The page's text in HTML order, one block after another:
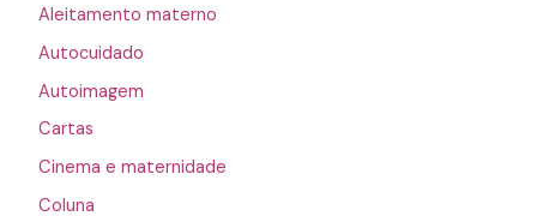
Aleitamento materno
Autocuidado
Autoimagem
Cartas
Cinema e maternidade
Coluna